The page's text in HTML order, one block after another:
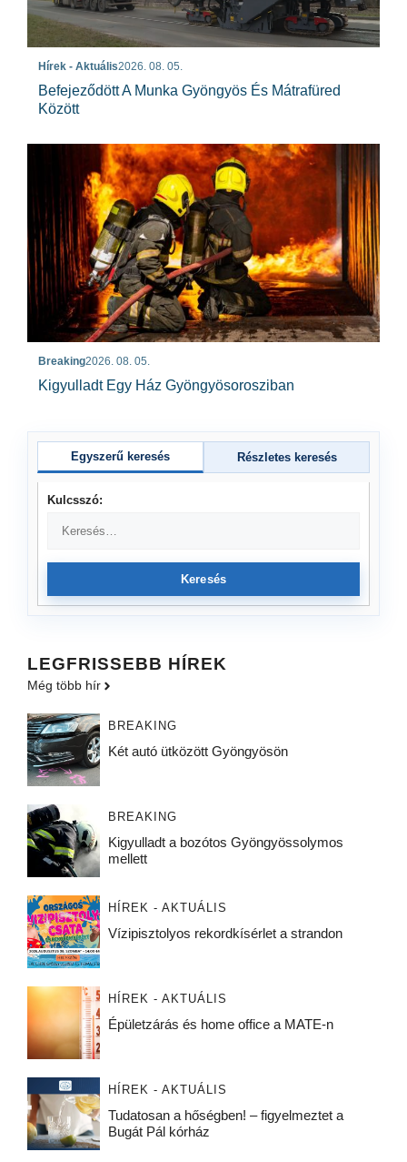
Hírek - Aktuális2026. 08. 05.
Befejeződött A Munka Gyöngyös És Mátrafüred
Között
Breaking2026. 08. 05.
Kigyulladt Egy Ház Gyöngyösorosziban
Egyszerű keresés Részletes keresés
Kulcsszó:
Keresés
LEGFRISSEBB HÍREK
Még több hír
BREAKING
Két autó ütközött Gyöngyösön
BREAKING
Kigyulladt a bozótos Gyöngyössolymos
mellett
HÍREK - AKTUÁLIS
Vízipisztolyos rekordkísérlet a strandon
HÍREK - AKTUÁLIS
Épületzárás és home office a MATE-n
HÍREK - AKTUÁLIS
Tudatosan a hőségben! – figyelmeztet a
Bugát Pál kórház